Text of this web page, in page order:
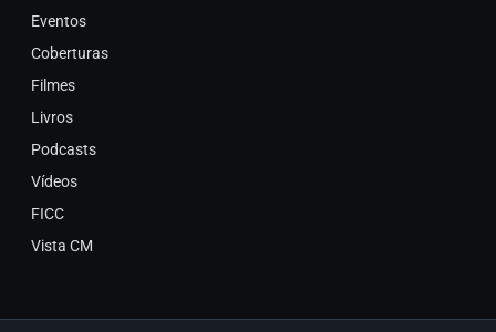
Eventos
Coberturas
Filmes
Livros
Podcasts
Vídeos
FICC
Vista CM